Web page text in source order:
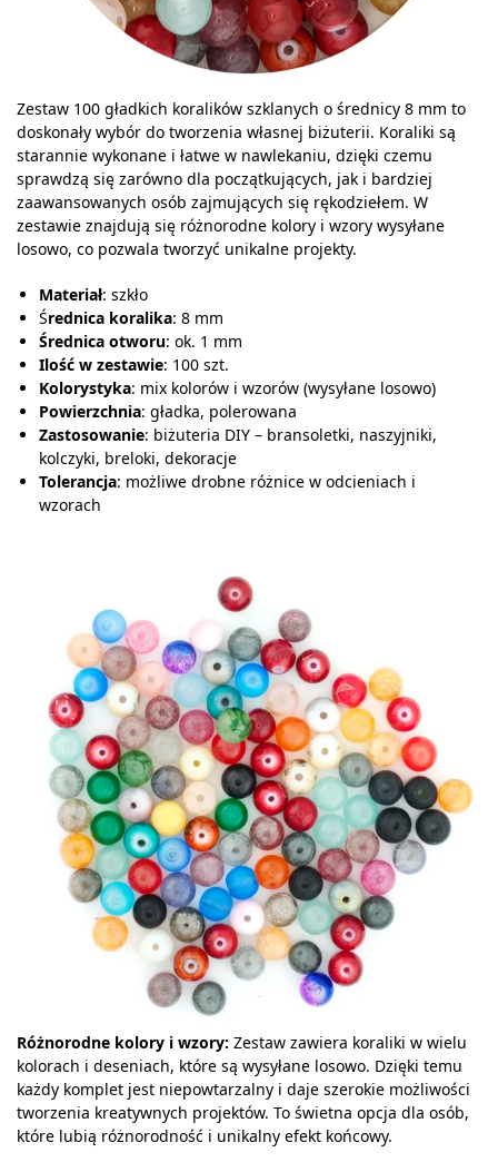
Zestaw 100 gładkich koralików szklanych o średnicy 8 mm to
doskonały wybór do tworzenia własnej biżuterii. Koraliki są
starannie wykonane i łatwe w nawlekaniu, dzięki czemu
sprawdzą się zarówno dla początkujących, jak i bardziej
zaawansowanych osób zajmujących się rękodziełem. W
zestawie znajdują się różnorodne kolory i wzory wysyłane
losowo, co pozwala tworzyć unikalne projekty.
Materiał: szkło
Średnica koralika: 8 mm
Średnica otworu: ok. 1 mm
Ilość w zestawie: 100 szt.
Kolorystyka: mix kolorów i wzorów (wysyłane losowo)
Powierzchnia: gładka, polerowana
Zastosowanie: biżuteria DIY – bransoletki, naszyjniki,
kolczyki, breloki, dekoracje
Tolerancja: możliwe drobne różnice w odcieniach i
wzorach
Różnorodne kolory i wzory: Zestaw zawiera koraliki w wielu
kolorach i deseniach, które są wysyłane losowo. Dzięki temu
każdy komplet jest niepowtarzalny i daje szerokie możliwości
tworzenia kreatywnych projektów. To świetna opcja dla osób,
które lubią różnorodność i unikalny efekt końcowy.